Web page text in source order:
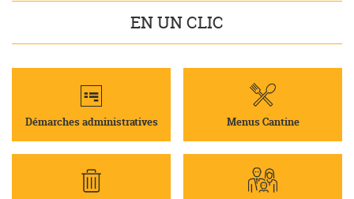
EN UN CLIC
Démarches administratives Menus Cantine